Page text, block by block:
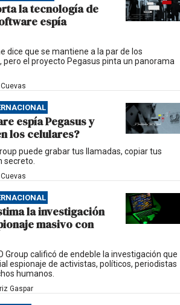
la tecnología de
espía
dice que se mantiene a la par de los
el proyecto Pegasus pinta un panorama
espía Pegasus y
los celulares?
puede grabar tus llamadas, copiar tus
secreto.
la investigación
masivo con
Group calificó de endeble la investigación que
espionaje de activistas, políticos, periodistas
humanos.
Gaspar